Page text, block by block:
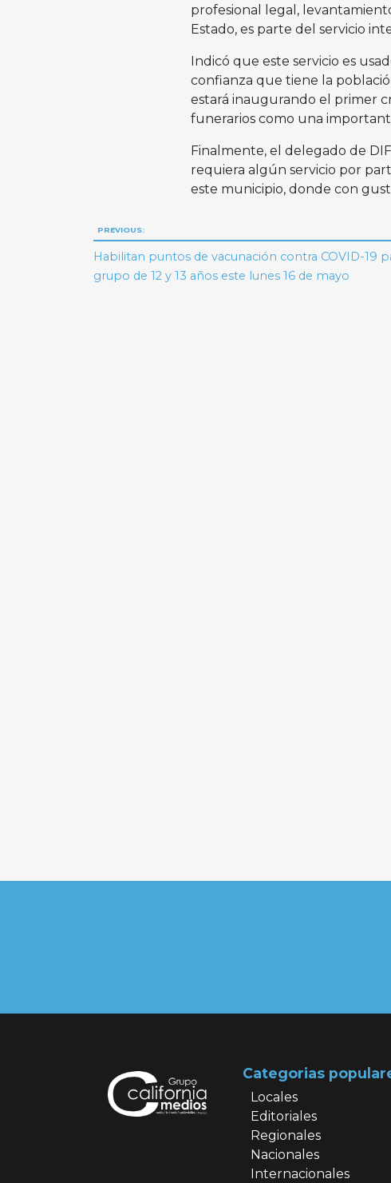
profesional legal,
Estado, es parte del servicio
Indicó que este servicio es
confianza que tiene la
estará inaugurando el primer
funerarios como una
Finalmente, el delegado de
requiera algún servicio por
este municipio, donde con
Navegación
de
PREVIOUS:
Habilitan puntos de vacunación contra COVID-19
grupo de 12 y 13 años este lunes 16 de mayo
Categorias
Locales
Editoriales
Regionales
Nacionales
Internacionales